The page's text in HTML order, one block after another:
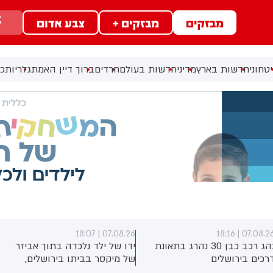
מבזקים מבזקים + צבע אדום
חדשות בארץמדיניחדשות בעולםחרדיםברוך דיין האמתגלריות
07.08.26 |
של ילד נלכדה בתוך אביזר
מיקסר בביתו בירושלים,
07.08.26 | 17:40
ראש השב"כ לשעבר רונן בר
השתתף היום בכנס לזכרו של